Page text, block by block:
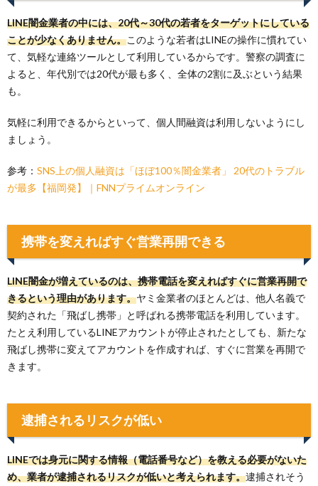
LINE闇金業者の中には、20代～30代の若者をターゲットにしている
ことが少なくありません。このような若者はLINEの操作に慣れてい
て、気軽な連絡ツールとして利用しているからです。警察の調査に
よると、年代別では20代が最も多く、全体の2割に及ぶという結果
も。
気軽に利用できるからといって、個人間融資は利用しないようにし
ましょう。
参考： SNS上の個人融資は「ほぼ100％闇金業者」 20代のトラブル
が最多【福岡発】｜FNNプライムオンライン
携帯を変えればすぐ営業再開できる
LINE闇金が増えているのは、携帯電話を変えればすぐに営業再開で
きるという理由があります。ヤミ金業者のほとんどは、他人名義で
契約された「飛ばし携帯」と呼ばれる携帯電話を利用しています。
たとえ利用しているLINEアカウントが停止されたとしても、新たな
飛ばし携帯に変えてアカウントを作成すれば、すぐに営業を再開で
きます。
逮捕されるリスクが低い
LINEでは身元に関する情報（電話番号など）を教える必要がないた
め、業者が逮捕されるリスクが低いと考えられます。逮捕されそう